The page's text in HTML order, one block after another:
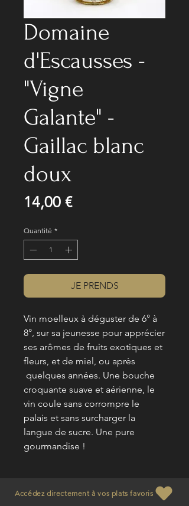
Domaine
d'Escausses -
"Vigne
Galante" -
Gaillac blanc
doux
14,00 €Prix
Quantité *
JE PRENDS
Vin moelleux à déguster de 6° à
8°, sur sa jeunesse pour apprécier
ses arômes de fruits exotiques et
fleurs, et de miel, ou après
quelques années. Une bouche
croquante suave et aérienne, le
vin coule sans corrompre le
palais et sans surcharger la
langue de sucre. Une pure
gourmandise !
Accédez directement à vos plats favoris